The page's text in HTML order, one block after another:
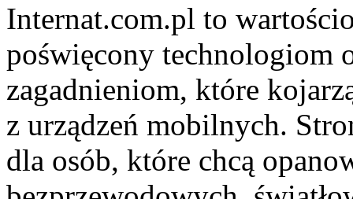
Internat.com.pl to
poświęcony technologiom
zagadnieniom, które
z urządzeń mobilnych.
dla osób, które chcą